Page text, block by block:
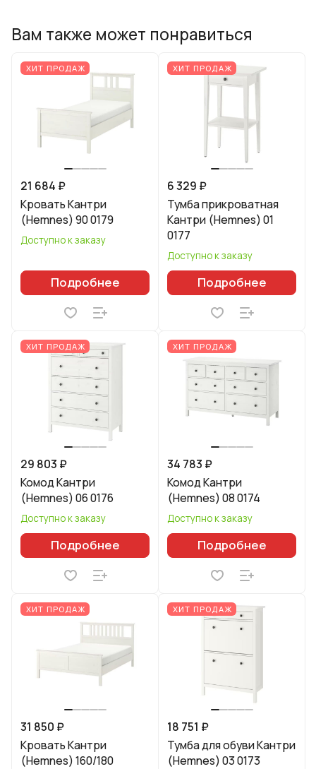
Вам также может понравиться
ХИТ ПРОДАЖ
21 684 ₽
Кровать Кантри
(Hemnes) 90 0179
Доступно к заказу
Подробнее
ХИТ ПРОДАЖ
6 329 ₽
Тумба прикроватная
Кантри (Hemnes) 01
0177
Доступно к заказу
Подробнее
ХИТ ПРОДАЖ
29 803 ₽
Комод Кантри
(Hemnes) 06 0176
Доступно к заказу
Подробнее
ХИТ ПРОДАЖ
34 783 ₽
Комод Кантри
(Hemnes) 08 0174
Доступно к заказу
Подробнее
ХИТ ПРОДАЖ
31 850 ₽
Кровать Кантри
(Hemnes) 160/180
ХИТ ПРОДАЖ
18 751 ₽
Тумба для обуви Кантри
(Hemnes) 03 0173